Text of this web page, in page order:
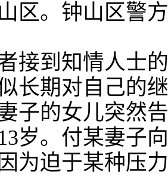
区。钟山区警
接到知情人士
长期对自己的
子的女儿突然
岁。付某妻子
为迫于某种压